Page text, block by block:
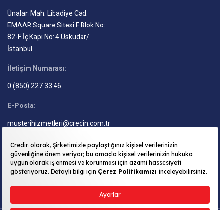
Ünalan Mah. Libadiye Cad.
EMAAR Square Sitesi F Blok No:
82-F İç Kapı No: 4 Üsküdar/
İstanbul
İletişim Numarası:
0 (850) 227 33 46
E-Posta:
musterihizmetleri@credin.com.tr
BİZİ TAKİP EDİN